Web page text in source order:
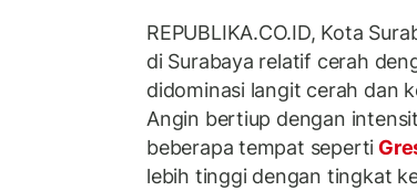
REPUBLIKA.CO.ID, Kota
di Surabaya relatif cerah
didominasi langit cerah dan
Angin bertiup dengan
beberapa tempat seperti
lebih tinggi dengan tingkat